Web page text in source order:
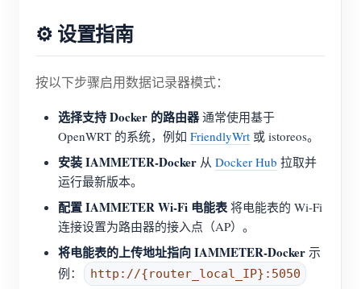
⚙️ 设置指南
按以下步骤启用数据记录器模式：
选择支持 Docker 的路由器通常使用基于
OpenWRT 的系统，例如 FriendlyWrt 或 istoreos。
安装 IAMMETER-Docker 从 Docker Hub 拉取并
运行最新版本。
配置 IAMMETER Wi-Fi 电能表 将电能表的 Wi-Fi
连接设置为路由器的接入点（AP）。
将电能表的上传地址指向 IAMMETER-Docker 示
例：
http://{router_local_IP}:5050